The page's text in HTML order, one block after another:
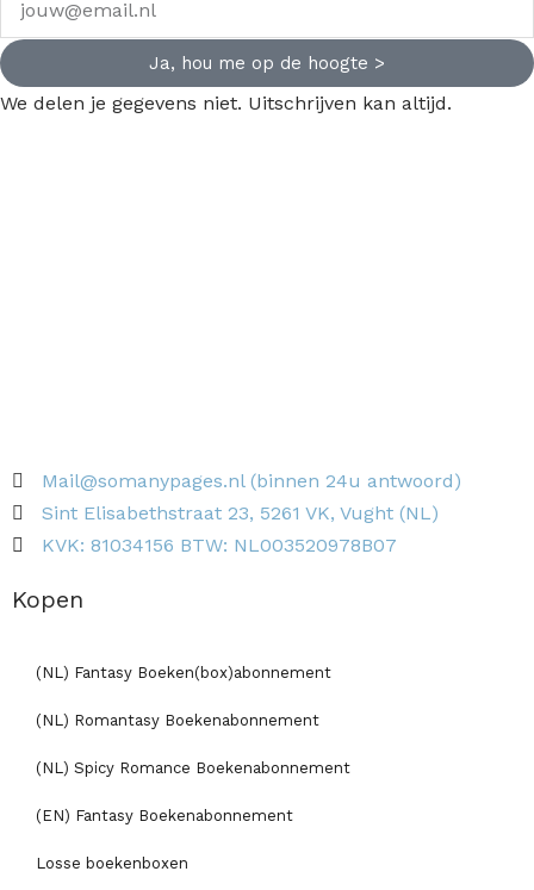
Ja, hou me op de hoogte >
We delen je gegevens niet. Uitschrijven kan altijd.
Mail@somanypages.nl (binnen 24u antwoord)
Sint Elisabethstraat 23, 5261 VK, Vught (NL)
KVK: 81034156 BTW: NL003520978B07
Kopen
(NL) Fantasy Boeken(box)abonnement
(NL) Romantasy Boekenabonnement
(NL) Spicy Romance Boekenabonnement
(EN) Fantasy Boekenabonnement
Losse boekenboxen